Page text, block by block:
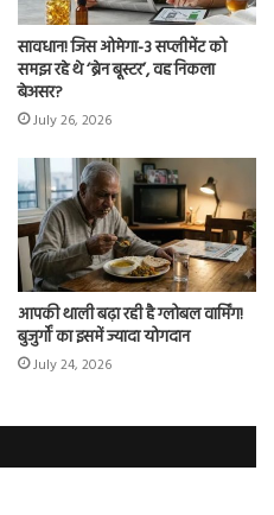
सावधान! जिस ओमेगा-3 सप्लीमेंट को
समझ रहे थे ‘ब्रेन बूस्टर’, वह निकला
बेअसर?
July 26, 2026
आपकी थाली बढ़ा रही है ग्लोबल वार्मिंग!
बुजुर्गों का इसमें ज्यादा योगदान
July 24, 2026